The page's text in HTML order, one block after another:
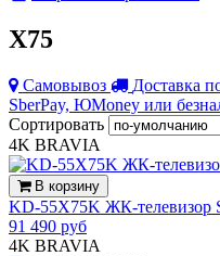
X75
Самовывоз Доставка
SberPay, ЮMoney или
Сортировать
4K BRAVIA
В корзину
KD-55X75K ЖК-телевизор
91 490 руб
4K BRAVIA